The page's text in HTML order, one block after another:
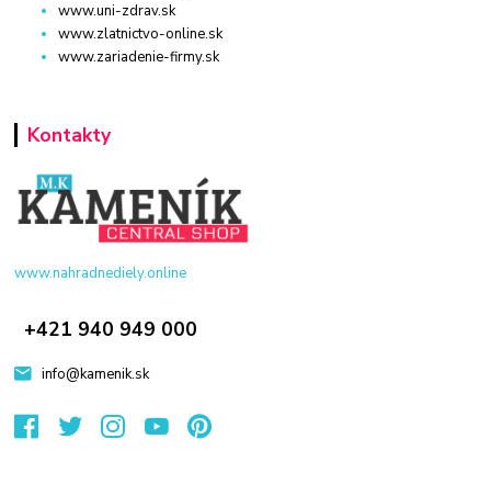
www.uni-zdrav.sk
www.zlatnictvo-online.sk
www.zariadenie-firmy.sk
Kontakty
www.nahradnediely.online
+421 940 949 000
info@kamenik.sk